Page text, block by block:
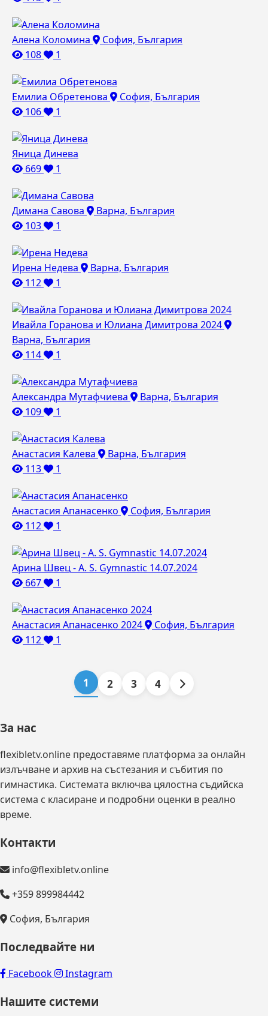
Алена Коломина
София, България
108
1
Емилиа Обретенова
София, България
106
1
Яница Динева
669
1
Димана Савова
Варна, България
103
1
Ирена Недева
Варна, България
112
1
Ивайла Горанова и Юлиана Димитрова 2024
Варна, България
114
1
Александра Мутафчиева
Варна, България
109
1
Анастасия Калева
Варна, България
113
1
Анастасия Апанасенко
София, България
112
1
Арина Швец - A. S. Gymnastic 14.07.2024
667
1
Анастасия Апанасенко 2024
София, България
112
1
1 2 3 4
За нас
flexibletv.online предоставяме платформа за онлайн
излъчване и архив на състезания и събития по
гимнастика. Системата включва цялостна съдийска
система с класиране и подробни оценки в реално
време.
Контакти
info@flexibletv.online
+359 899984442
София, България
Последвайте ни
Facebook Instagram
Нашите системи